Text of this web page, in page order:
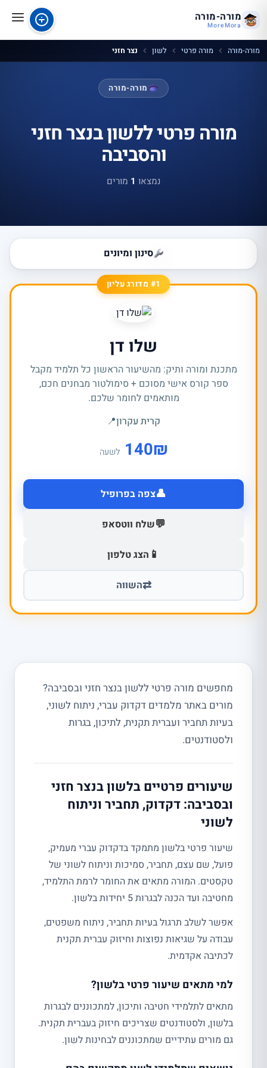
מורה-מורה
MoreMora
מורה-מורה מורה פרטי לשון נצר חזני
מורה-מורה
מורה פרטי ללשון בנצר חזני
והסביבה
נמצאו 1 מורים
סינון ומיונים
#1 מדורג עליון
שלו דן
מתכנת ומורה ותיק: מהשיעור הראשון כל תלמיד מקבל
ספר קורס אישי מסוכם + סימולטור מבחנים חכם,
מותאמים לחומר שלכם.
קרית עקרון📍
₪
140 לשעה
👤צפה בפרופיל
💬שלח ווטסאפ
📱 הצג טלפון
⇄השווה
מחפשים מורה פרטי ללשון בנצר חזני ובסביבה?
מורים באתר מלמדים דקדוק עברי, ניתוח לשוני,
בעיות תחביר ועברית תקנית, לתיכון, בגרות
ולסטודנטים.
שיעורים פרטיים בלשון בנצר חזני
ובסביבה: דקדוק, תחביר וניתוח
לשוני
שיעור פרטי בלשון מתמקד בדקדוק עברי מעמיק,
פועל, שם עצם, תחביר, סמיכות וניתוח לשוני של
טקסטים. המורה מתאים את החומר לרמת התלמיד,
מחטיבה ועד הכנה לבגרות 5 יחידות בלשון.
אפשר לשלב תרגול בעיות תחביר, ניתוח משפטים,
עבודה על שגיאות נפוצות וחיזוק עברית תקנית
לכתיבה אקדמית.
למי מתאים שיעור פרטי בלשון?
מתאים לתלמידי חטיבה ותיכון, למתכוננים לבגרות
בלשון, ולסטודנטים שצריכים חיזוק בעברית תקנית.
גם מורים עתידיים שמתכוננים לבחינות לשון.